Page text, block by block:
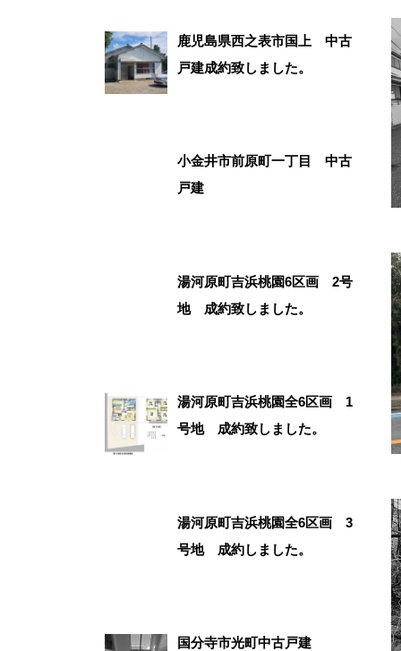
鹿児島県西之表市国上 中古
戸建成約致しました。
小金井市前原町一丁目 中古
戸建
湯河原町吉浜桃園6区画 2号
地 成約致しました。
湯河原町吉浜桃園全6区画 1
号地 成約致しました。
湯河原町吉浜桃園全6区画 3
号地 成約しました。
国分寺市光町中古戸建